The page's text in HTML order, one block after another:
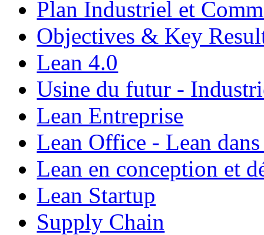
Plan Industriel et
Objectives & Key
Lean 4.0
Usine du futur -
Lean Entreprise
Lean Office - Lean
Lean en conception et
Lean Startup
Supply Chain